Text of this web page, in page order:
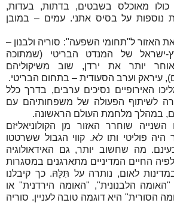
מאוכלס בשבטים, בדתות, בעדות,
נוספות על בסיס אתני. עמים – במובן
האזור ל"תחומי השפעה": סוריה ולבנון –
ישראל של המנדט הבריטי (שמתוכה
יותר את ירדן, שוב משיקוליהם
עיראק וערב הסעודית – בתחום הבריטי.
האירופיים נסיכים ערבים, בדרך כלל
לשיתוף הפעולה של משפחותיהם עם
במהלך מלחמת העולם הראשונה.
שוחרר האזור מן הקולוניאליזם
פוליטי ותו לא. קווי הגבול ששרטטו
מה שחשוב יותר, גם האידאולוגיה
החיים המדיניים מתארגנים במסגרות
לאום, נותרה על תִּלָּהּ. כך קיבלנו
הלבנונית", "האומה הירדנית" או
הסורית" היא דוגמה טובה לעניין. סוריה